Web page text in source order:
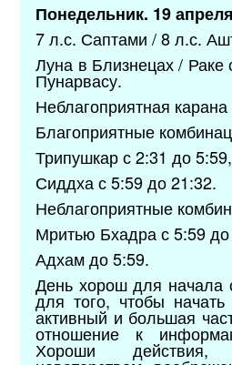
Понедельник. 19
7 л.с. Саптами / 8 л.с.
Луна в Близнецах / Раке
Пунарвасу.
Неблагоприятная
Благоприятные
Трипушкар с 2:31 до 5:59,
Сиддха с 5:59 до 21:32.
Неблагоприятные
Мритью Бхадра с 5:59
Адхам до 5:59.
День хорош для начала
для того, чтобы
активный и большая
отношение к
Хороши